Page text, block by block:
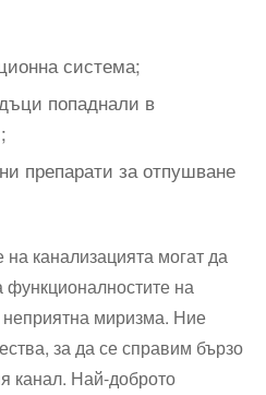
система;
попаднали в
препарати за отпушване
канализацията могат да
функционалностите на
миризма. Ние
за да се справим бързо
канал. Най-доброто